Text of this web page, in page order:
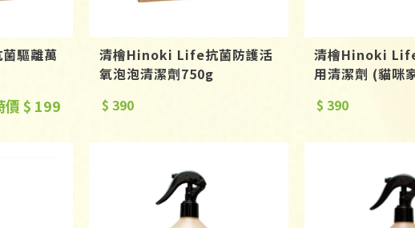
驅離萬
價 $ 199
清檜Hinoki Life抗菌防護活
氧泡泡清潔劑750g
$ 390
清檜Hinoki
用清潔劑 (貓咪
$ 390